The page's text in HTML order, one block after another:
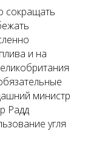
сокращать
и на
министр
Радд
угля